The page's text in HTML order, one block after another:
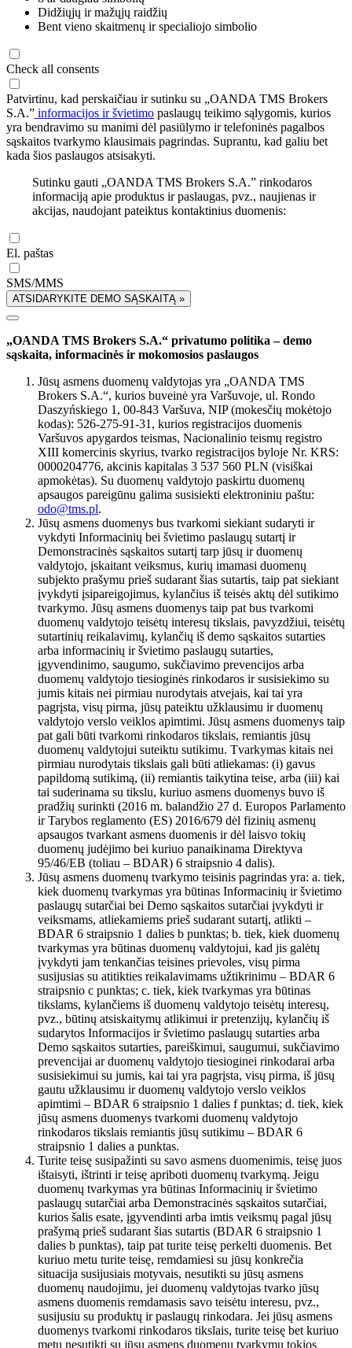
Didžiųjų ir mažųjų raidžių
Bent vieno skaitmenų ir specialiojo simbolio
Check all consents
Patvirtinu, kad perskaičiau ir sutinku su „OANDA TMS Brokers
S.A.” informacijos ir švietimo paslaugų teikimo sąlygomis, kurios
yra bendravimo su manimi dėl pasiūlymo ir telefoninės pagalbos
sąskaitos tvarkymo klausimais pagrindas. Suprantu, kad galiu bet
kada šios paslaugos atsisakyti.
Sutinku gauti „OANDA TMS Brokers S.A.” rinkodaros
informaciją apie produktus ir paslaugas, pvz., naujienas ir
akcijas, naudojant pateiktus kontaktinius duomenis:
El. paštas
SMS/MMS
ATSIDARYKITE DEMO SĄSKAITĄ »
„OANDA TMS Brokers S.A.“ privatumo politika – demo
sąskaita, informacinės ir mokomosios paslaugos
Jūsų asmens duomenų valdytojas yra „OANDA TMS
Brokers S.A.“, kurios buveinė yra Varšuvoje, ul. Rondo
Daszyńskiego 1, 00-843 Varšuva, NIP (mokesčių mokėtojo
kodas): 526-275-91-31, kurios registracijos duomenis
Varšuvos apygardos teismas, Nacionalinio teismų registro
XIII komercinis skyrius, tvarko registracijos byloje Nr. KRS:
0000204776, akcinis kapitalas 3 537 560 PLN (visiškai
apmokėtas). Su duomenų valdytojo paskirtu duomenų
apsaugos pareigūnu galima susisiekti elektroniniu paštu:
odo@tms.pl.
Jūsų asmens duomenys bus tvarkomi siekiant sudaryti ir
vykdyti Informacinių bei švietimo paslaugų sutartį ir
Demonstracinės sąskaitos sutartį tarp jūsų ir duomenų
valdytojo, įskaitant veiksmus, kurių imamasi duomenų
subjekto prašymu prieš sudarant šias sutartis, taip pat siekiant
įvykdyti įsipareigojimus, kylančius iš teisės aktų dėl sutikimo
tvarkymo. Jūsų asmens duomenys taip pat bus tvarkomi
duomenų valdytojo teisėtų interesų tikslais, pavyzdžiui, teisėtų
sutartinių reikalavimų, kylančių iš demo sąskaitos sutarties
arba informacinių ir švietimo paslaugų sutarties,
įgyvendinimo, saugumo, sukčiavimo prevencijos arba
duomenų valdytojo tiesioginės rinkodaros ir susisiekimo su
jumis kitais nei pirmiau nurodytais atvejais, kai tai yra
pagrįsta, visų pirma, jūsų pateiktu užklausimu ir duomenų
valdytojo verslo veiklos apimtimi. Jūsų asmens duomenys taip
pat gali būti tvarkomi rinkodaros tikslais, remiantis jūsų
duomenų valdytojui suteiktu sutikimu. Tvarkymas kitais nei
pirmiau nurodytais tikslais gali būti atliekamas: (i) gavus
papildomą sutikimą, (ii) remiantis taikytina teise, arba (iii) kai
tai suderinama su tikslu, kuriuo asmens duomenys buvo iš
pradžių surinkti (2016 m. balandžio 27 d. Europos Parlamento
ir Tarybos reglamento (ES) 2016/679 dėl fizinių asmenų
apsaugos tvarkant asmens duomenis ir dėl laisvo tokių
duomenų judėjimo bei kuriuo panaikinama Direktyva
95/46/EB (toliau – BDAR) 6 straipsnio 4 dalis).
Jūsų asmens duomenų tvarkymo teisinis pagrindas yra: a. tiek,
kiek duomenų tvarkymas yra būtinas Informacinių ir švietimo
paslaugų sutarčiai bei Demo sąskaitos sutarčiai įvykdyti ir
veiksmams, atliekamiems prieš sudarant sutartį, atlikti –
BDAR 6 straipsnio 1 dalies b punktas; b. tiek, kiek duomenų
tvarkymas yra būtinas duomenų valdytojui, kad jis galėtų
įvykdyti jam tenkančias teisines prievoles, visų pirma
susijusias su atitikties reikalavimams užtikrinimu – BDAR 6
straipsnio c punktas; c. tiek, kiek tvarkymas yra būtinas
tikslams, kylančiems iš duomenų valdytojo teisėtų interesų,
pvz., būtinų atsiskaitymų atlikimui ir pretenzijų, kylančių iš
sudarytos Informacijos ir švietimo paslaugų sutarties arba
Demo sąskaitos sutarties, pareiškimui, saugumui, sukčiavimo
prevencijai ar duomenų valdytojo tiesioginei rinkodarai arba
susisiekimui su jumis, kai tai yra pagrįsta, visų pirma, iš jūsų
gautu užklausimu ir duomenų valdytojo verslo veiklos
apimtimi – BDAR 6 straipsnio 1 dalies f punktas; d. tiek, kiek
jūsų asmens duomenys tvarkomi duomenų valdytojo
rinkodaros tikslais remiantis jūsų sutikimu – BDAR 6
straipsnio 1 dalies a punktas.
Turite teisę susipažinti su savo asmens duomenimis, teisę juos
ištaisyti, ištrinti ir teisę apriboti duomenų tvarkymą. Jeigu
duomenų tvarkymas yra būtinas Informacinių ir švietimo
paslaugų sutarčiai arba Demonstracinės sąskaitos sutarčiai,
kurios šalis esate, įgyvendinti arba imtis veiksmų pagal jūsų
prašymą prieš sudarant šias sutartis (BDAR 6 straipsnio 1
dalies b punktas), taip pat turite teisę perkelti duomenis. Bet
kuriuo metu turite teisę, remdamiesi su jūsų konkrečia
situacija susijusiais motyvais, nesutikti su jūsų asmens
duomenų naudojimu, jei duomenų valdytojas tvarko jūsų
asmens duomenis remdamasis savo teisėtu interesu, pvz.,
susijusiu su produktų ir paslaugų rinkodara. Jei jūsų asmens
duomenys tvarkomi rinkodaros tikslais, turite teisę bet kuriuo
metu nesutikti su jūsų asmens duomenų tvarkymu tokios